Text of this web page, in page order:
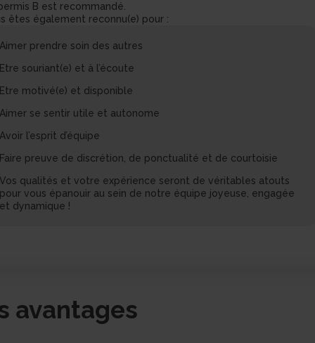
B est recommandé.
êtes également reconnu(e) pour :
Aimer prendre soin des autres
Etre souriant(e) et à l’écoute
Etre motivé(e) et disponible
Aimer se sentir utile et autonome
Avoir l’esprit d’équipe
Faire preuve de discrétion, de ponctualité et de courtoisie
Vos qualités et votre expérience seront de véritables atouts
pour vous épanouir au sein de notre équipe joyeuse, engagée
et dynamique !
avantages